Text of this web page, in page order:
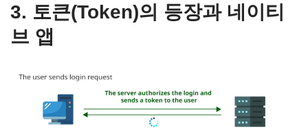
3. 토큰(Token)의 등장과 네이티
브 앱